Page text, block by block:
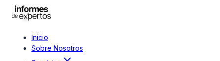
Inicio
Sobre Nosotros